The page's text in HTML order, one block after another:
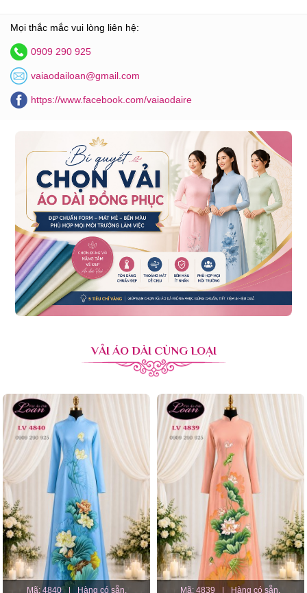
Mọi thắc mắc vui lòng liên hệ:
0909 290 925
vaiaodailoan@gmail.com
https://www.facebook.com/vaiaodaire
VẢI ÁO DÀI CÙNG LOẠI
Mã: 4840 | Hàng có sẵn. Mã: 4839 | Hàng có sẵn.